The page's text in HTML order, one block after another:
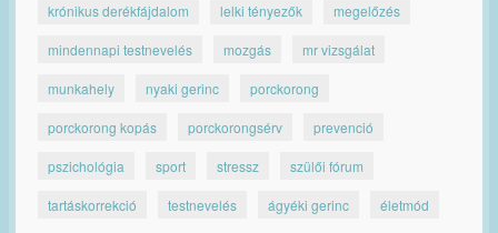
krónikus derékfájdalom lelki tényezők megelőzés
mindennapi testnevelés mozgás mr vizsgálat
munkahely nyaki gerinc porckorong
porckorong kopás porckorongsérv prevenció
pszichológia sport stressz szülői fórum
tartáskorrekció testnevelés ágyéki gerinc életmód